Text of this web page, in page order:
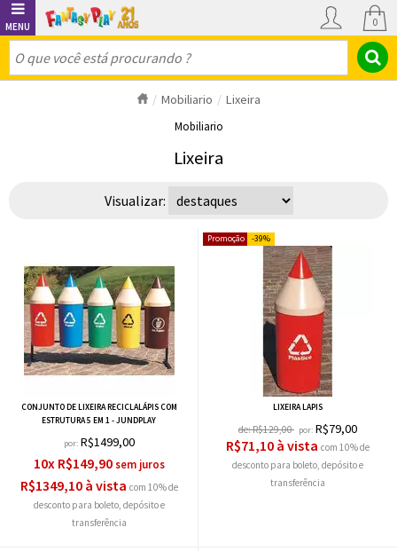
0
Mobiliario Lixeira
Mobiliario
Lixeira
Visualizar:
CONJUNTO DE LIXEIRA RECICLALÁPIS COM
ESTRUTURA 5 EM 1 - JUNDPLAY
por: R$1499,00
10x R$149,90
R$1349,10 à vista com 10% de
desconto
LIXEIRA LAPIS
de:R$129,00 por: R$79,00
R$71,10 à vista com 10% de
desconto
39%